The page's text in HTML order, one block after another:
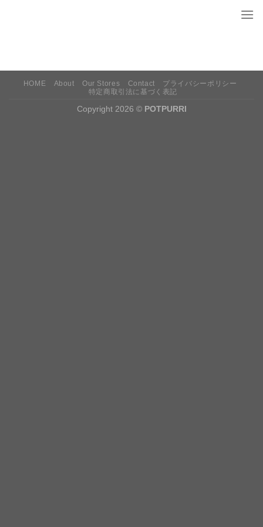
HOME About Our Stores Contact
プライバシーポリシー
特定商取引法に基づく表記
Copyright 2026 © POTPURRI